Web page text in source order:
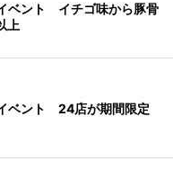
ベント イチゴ味から豚骨
上
ベント 24店が期間限定